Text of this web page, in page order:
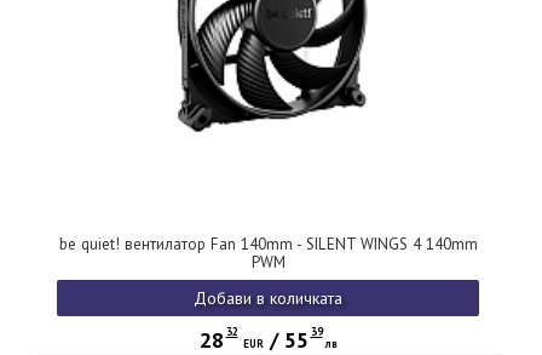
be quiet! вентилатор Fan 140mm - SILENT WINGS 4 140mm
PWM
Добави в количката
28 32
EUR/ 55 39
лв